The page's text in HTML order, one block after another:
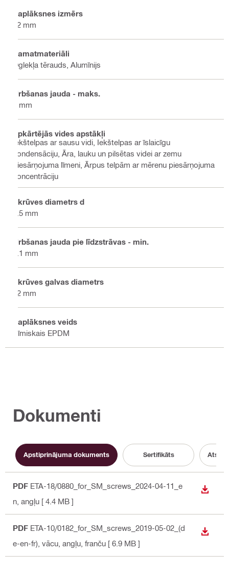
Paplāksnes izmērs
12 mm
Pamatmateriāli
Oglekļa tērauds, Alumīnijs
Urbšanas jauda - maks.
6 mm
Apkārtējās vides apstākļi
Iekštelpas ar sausu vidi, Iekštelpas ar īslaicīgu
kondensāciju, Āra, lauku un pilsētas videi ar zemu
piesārņojuma līmeni, Ārpus telpām ar mērenu piesārņojuma
koncentrāciju
Skrūves diametrs d
5.5 mm
Urbšanas jauda pie līdzstrāvas - min.
2.1 mm
Skrūves galvas diametrs
12 mm
Paplāksnes veids
Ķīmiskais EPDM
Dokumenti
Apstiprinājuma dokuments Sertifikāts
PDF ETA-18/0880_for_SM_screws_2024-04-11_e
n , angļu [ 4.4 MB ]
PDF ETA-10/0182_for_SM_screws_2019-05-02_(d
e-en-fr) , vācu, angļu, franču [ 6.9 MB ]